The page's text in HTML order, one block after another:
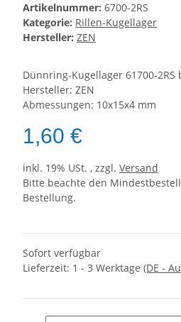
Artikelnummer: 6700-2RS
Kategorie: Rillen-Kugellager
Hersteller: ZEN
Dünnring-Kugellager 61700-2RS
Hersteller: ZEN
Abmessungen: 10x15x4 mm
1,60 €
inkl. 19% USt. , zzgl. Versand
Bitte beachte den
Bestellung.
Sofort verfügbar
Lieferzeit: 1 - 3 Werktage (DE -